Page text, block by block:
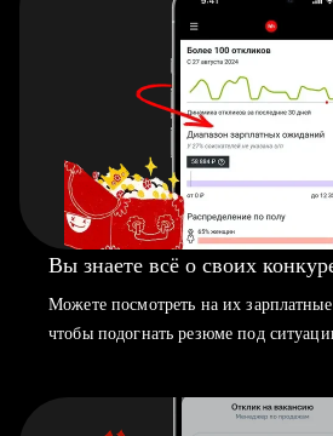
Вы знаете всё о своих
Можете посмотреть на их
чтобы подогнать резюме под